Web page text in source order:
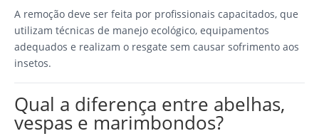
A remoção deve ser feita por profissionais capacitados, que
utilizam técnicas de manejo ecológico, equipamentos
adequados e realizam o resgate sem causar sofrimento aos
insetos.
Qual a diferença entre abelhas,
vespas e marimbondos?